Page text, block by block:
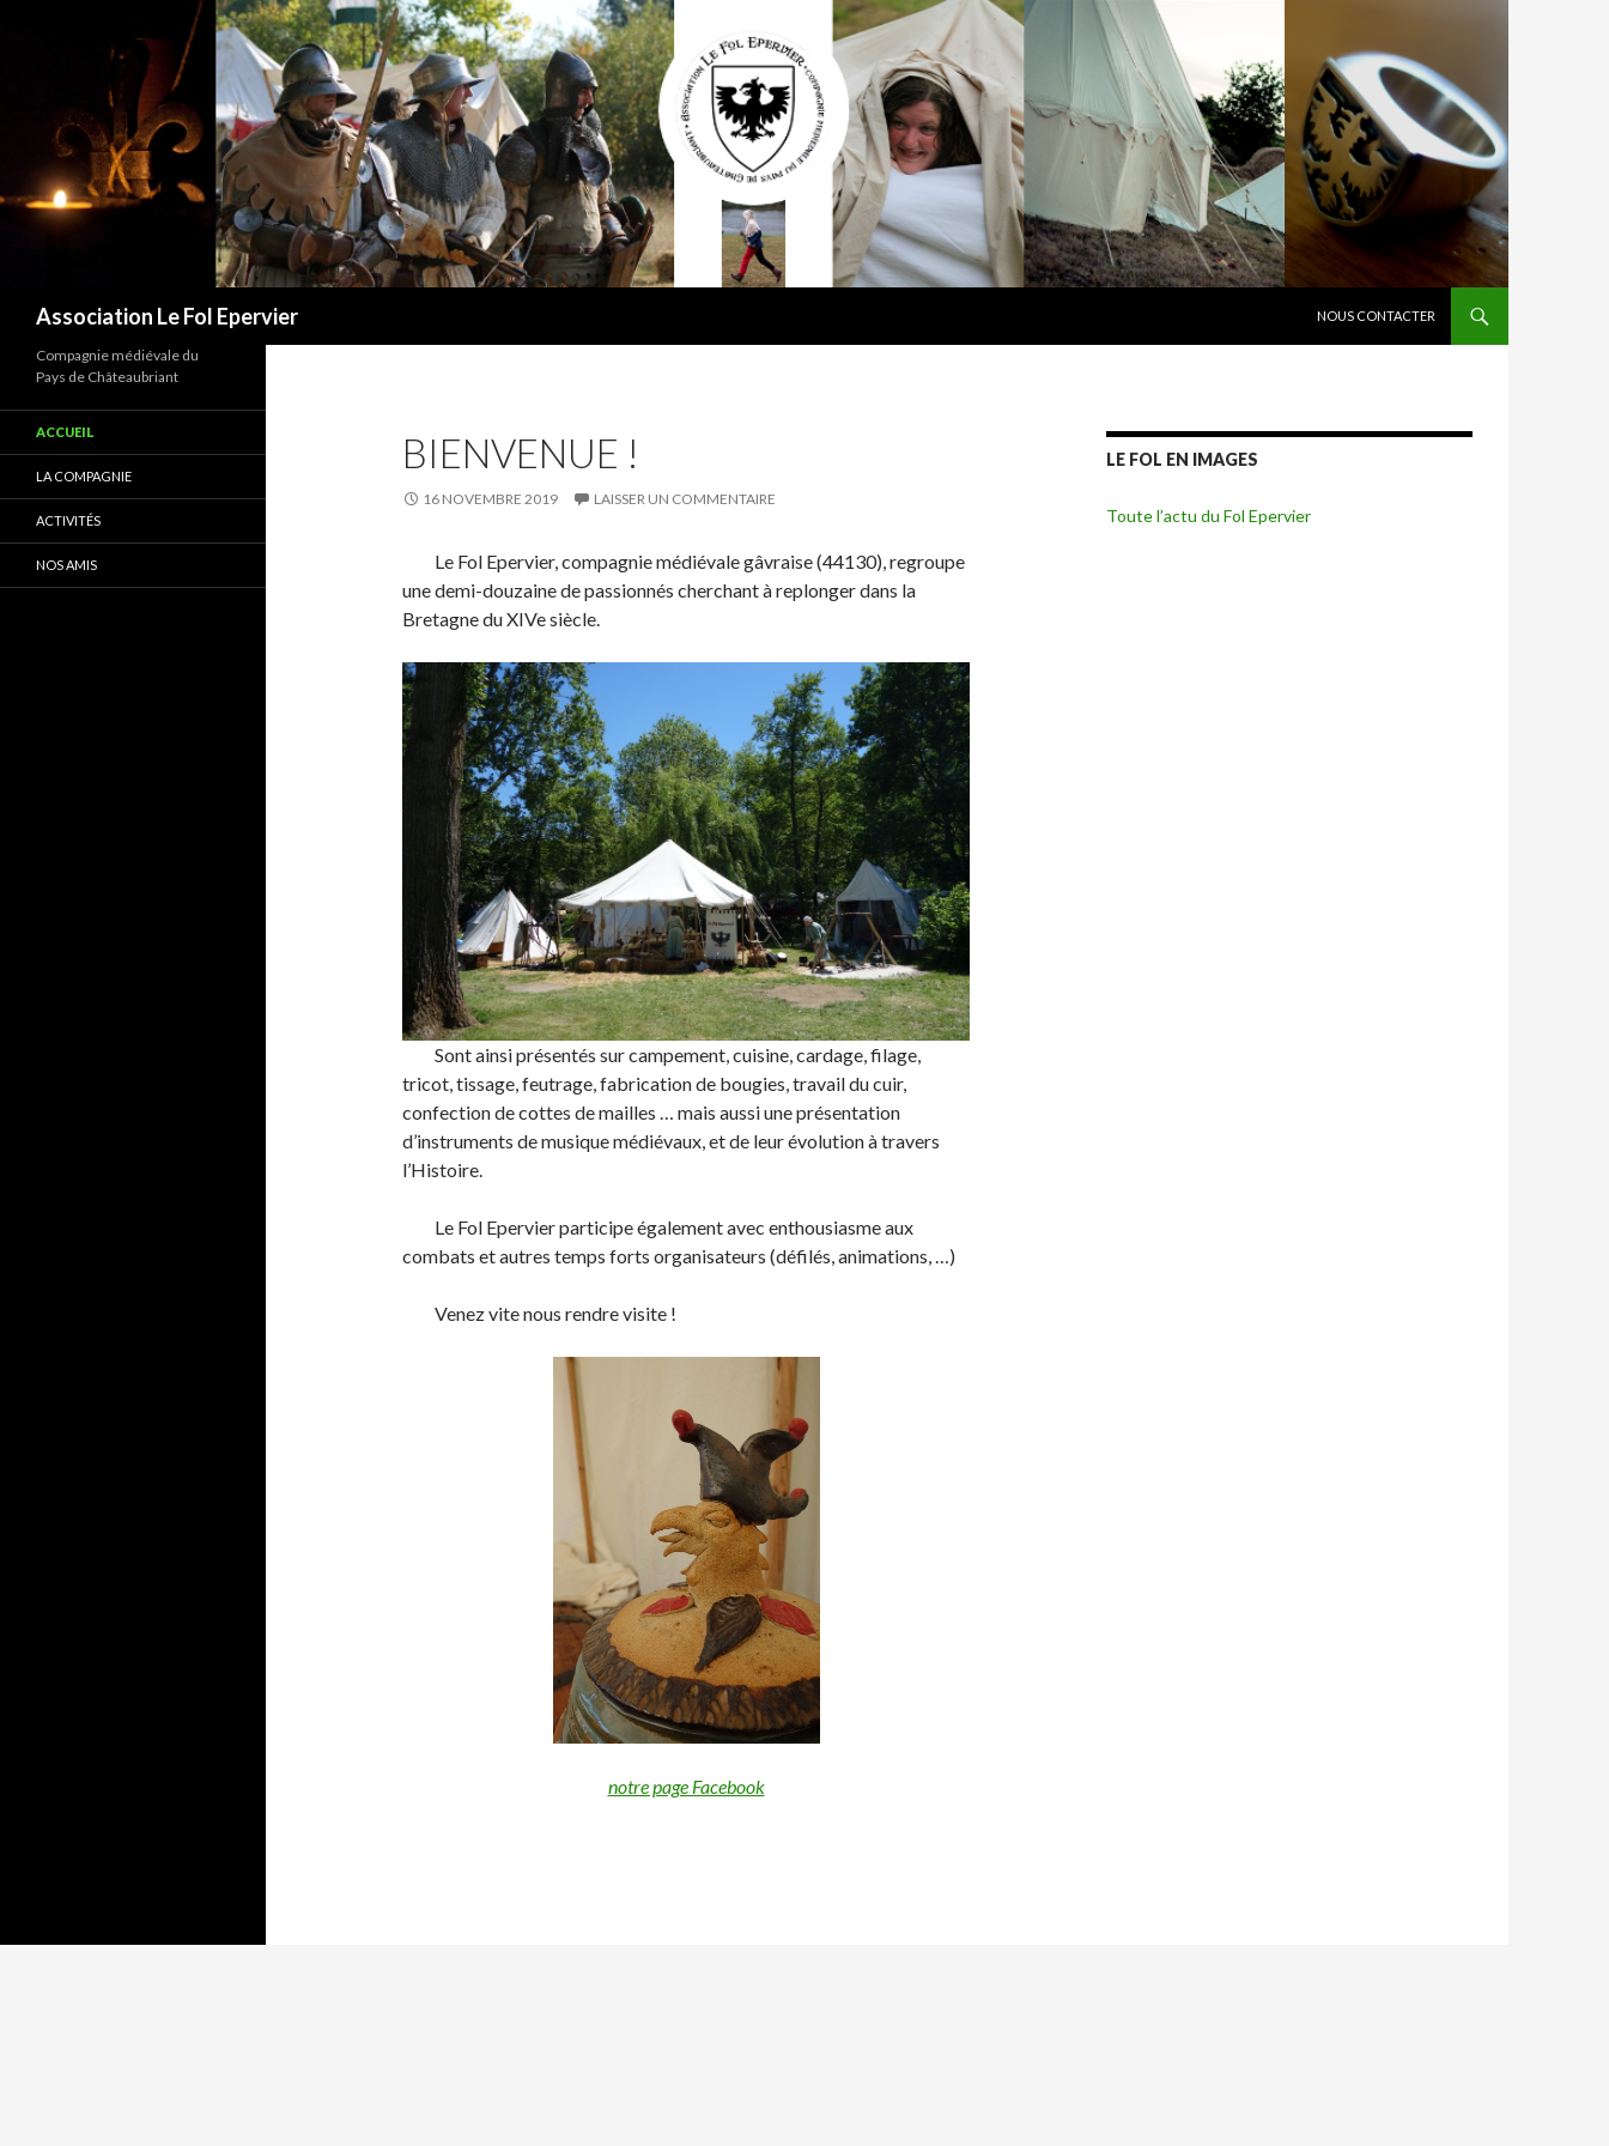
Association Le Fol Epervier
NOUS CONTACTER
BIENVENUE !
16 NOVEMBRE 2019 LAISSER UN COMMENTAIRE
Le Fol Epervier, compagnie médiévale gâvraise (44130), regroupe
une demi-douzaine de passionnés cherchant à replonger dans la
Bretagne du XIVe siècle.
Sont ainsi présentés sur campement, cuisine, cardage, filage,
tricot, tissage, feutrage, fabrication de bougies, travail du cuir,
confection de cottes de mailles … mais aussi une présentation
d’instruments de musique médiévaux, et de leur évolution à travers
l’Histoire.
Le Fol Epervier participe également avec enthousiasme aux
combats et autres temps forts organisateurs (défilés, animations, …)
Venez vite nous rendre visite !
notre page Facebook
LE FOL EN IMAGES
Toute l’actu du Fol Epervier
Compagnie médiévale du
Pays de Châteaubriant
ACCUEIL
LA COMPAGNIE
ACTIVITÉS
NOS AMIS